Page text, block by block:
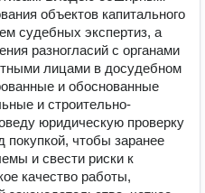
объектов капитального
судебных экспертиз, а
разногласий с органами
лицами в досудебном
и обоснованные
и строительно-
юридическую проверку
покупкой, чтобы заранее
и свести риски к
качество работы,